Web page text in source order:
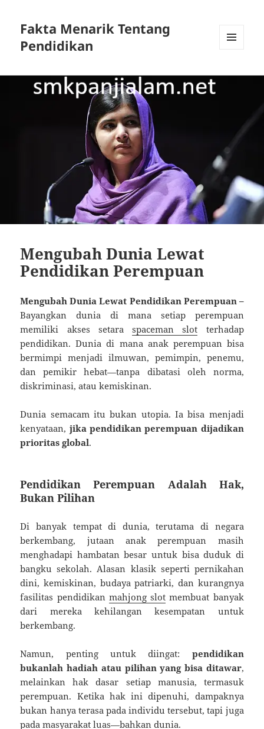
Fakta Menarik Tentang
Pendidikan
WIDGET
Mengubah Dunia Lewat
Pendidikan Perempuan
Mengubah Dunia Lewat Pendidikan Perempuan –
Bayangkan dunia di mana setiap perempuan
memiliki akses setaraspaceman slot terhadap
pendidikan. Dunia di mana anak perempuan bisa
bermimpi menjadi ilmuwan, pemimpin, penemu,
dan pemikir hebat—tanpa dibatasi oleh norma,
diskriminasi, atau kemiskinan.
Dunia semacam itu bukan utopia. Ia bisa menjadi
kenyataan, jika pendidikan perempuan dijadikan
prioritas global.
Pendidikan Perempuan Adalah Hak,
Bukan Pilihan
Di banyak tempat di dunia, terutama di negara
berkembang, jutaan anak perempuan masih
menghadapi hambatan besar untuk bisa duduk di
bangku sekolah. Alasan klasik seperti pernikahan
dini, kemiskinan, budaya patriarki, dan kurangnya
fasilitas pendidikan mahjong slot membuat banyak
dari mereka kehilangan kesempatan untuk
berkembang.
Namun, penting untuk diingat: pendidikan
bukanlah hadiah atau pilihan yang bisa ditawar,
melainkan hak dasar setiap manusia, termasuk
perempuan. Ketika hak ini dipenuhi, dampaknya
bukan hanya terasa pada individu tersebut, tapi juga
pada masyarakat luas—bahkan dunia.